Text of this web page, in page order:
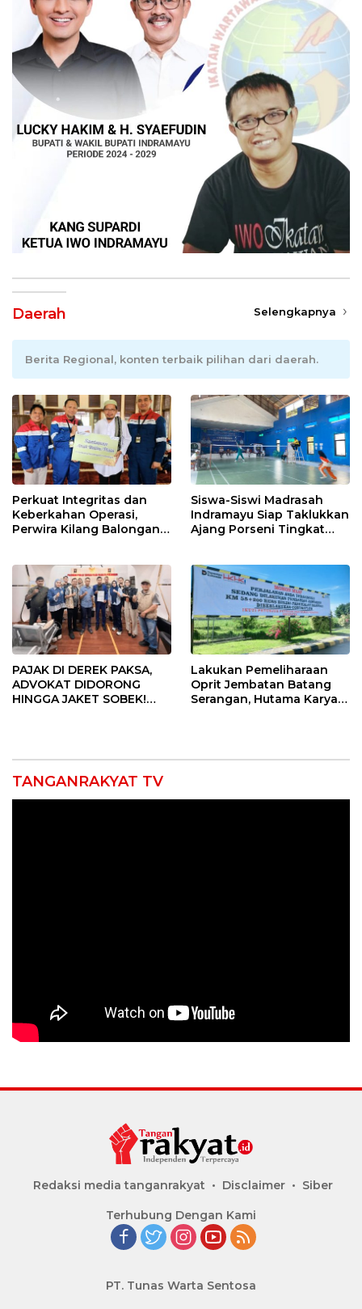
Daerah Selengkapnya
Berita Regional, konten terbaik pilihan dari daerah.
Perkuat Integritas dan
Keberkahan Operasi,
Perwira Kilang Balongan
Siswa-Siswi Madrasah
Indramayu Siap Taklukkan
Ajang Porseni Tingkat
PAJAK DI DEREK PAKSA,
ADVOKAT DIDORONG
HINGGA JAKET SOBEK!
Lakukan Pemeliharaan
Oprit Jembatan Batang
Serangan, Hutama Karya
TANGANRAKYAT TV
Redaksi media tanganrakyat Disclaimer Siber
Terhubung Dengan Kami
PT. Tunas Warta Sentosa